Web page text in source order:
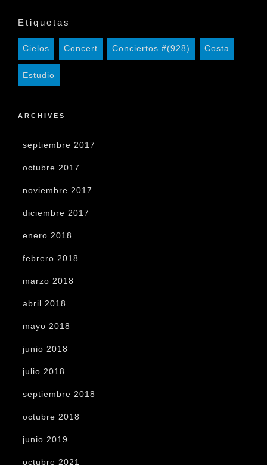
Etiquetas
Cielos Concert Conciertos #(928) Costa
Estudio
ARCHIVES
septiembre 2017
octubre 2017
noviembre 2017
diciembre 2017
enero 2018
febrero 2018
marzo 2018
abril 2018
mayo 2018
junio 2018
julio 2018
septiembre 2018
octubre 2018
junio 2019
octubre 2021